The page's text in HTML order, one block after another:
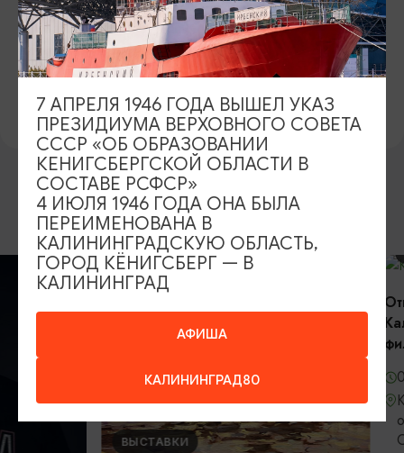
взрослый - 1200 руб.
детский до 13 лет - 900 руб.
Официальный сайт
ВОЗМОЖНО ВАС ЗАИНТЕРЕСУЕТ
Открытие
филармонии
06.09.2026,
областная
Светланова
АФИША
КАЛИНИНГРАД80
7 АПРЕЛЯ 1946 ГОДА ВЫШЕЛ УКАЗ
ПРЕЗИДИУМА ВЕРХОВНОГО СОВЕТА
СССР «ОБ ОБРАЗОВАНИИ
КЕНИГСБЕРГСКОЙ ОБЛАСТИ В
СОСТАВЕ РСФСР»
4 ИЮЛЯ 1946 ГОДА ОНА БЫЛА
ПЕРЕИМЕНОВАНА В
КАЛИНИНГРАДСКУЮ ОБЛАСТЬ,
ГОРОД КЁНИГСБЕРГ — В
КАЛИНИНГРАД